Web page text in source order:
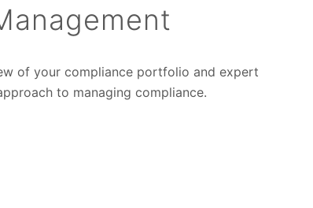
of your compliance portfolio and expert
to managing compliance.